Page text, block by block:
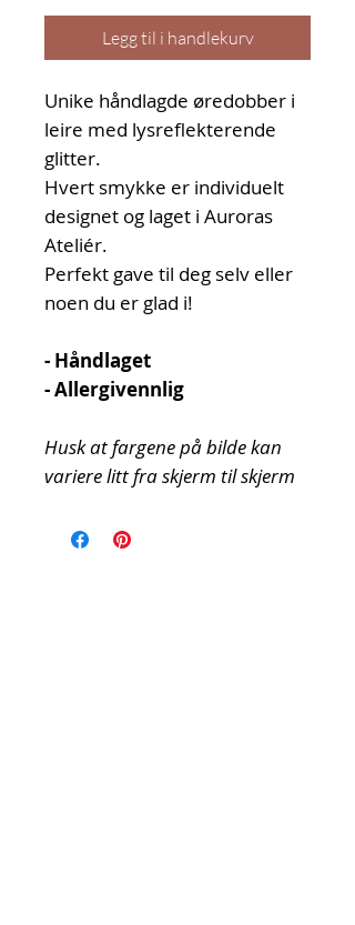
Legg til i handlekurv
Unike håndlagde øredobber i
leire med lysreflekterende
glitter.
Hvert smykke er individuelt
designet og laget i Auroras
Ateliér.
Perfekt gave til deg selv eller
noen du er glad i!
- Håndlaget
- Allergivennlig
Husk at fargene på bilde kan
variere litt fra skjerm til skjerm